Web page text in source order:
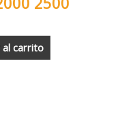
al carrito